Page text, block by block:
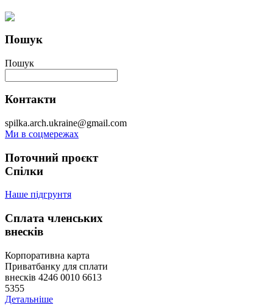
Пошук
Пошук
Контакти
spilka.arch.ukraine@gmail.com
Ми в соцмережах
Поточний проєкт
Спілки
Наше підгрунтя
Сплата членських
внесків
Корпоративна карта
Приватбанку для сплати
внесків 4246 0010 6613
5355
Детальніше